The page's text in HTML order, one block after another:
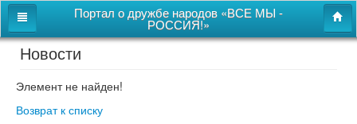
Портал о дружбе народов «ВСЕ МЫ -
РОССИЯ!»
Главная
Дом дружбы народов
Новости
Новости
Элемент не найден!
Возврат к списку